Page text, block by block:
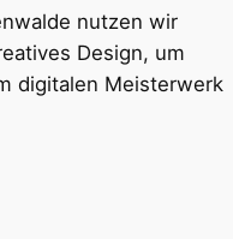
nutzen wir
Design, um
digitalen Meisterwerk